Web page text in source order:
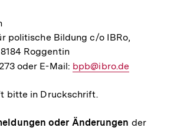
politische Bildung c/o IBRo,
Roggentin
oder E-Mail: E-
Link:
bpb@ibro.de
bitte in Druckschrift.
oder Änderungen der